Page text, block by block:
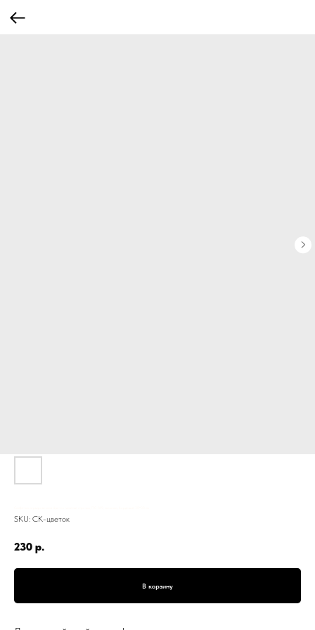
SKU: СК-цветок
230 р.
В корзину